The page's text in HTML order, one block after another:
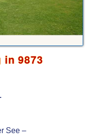
in 9873
See –